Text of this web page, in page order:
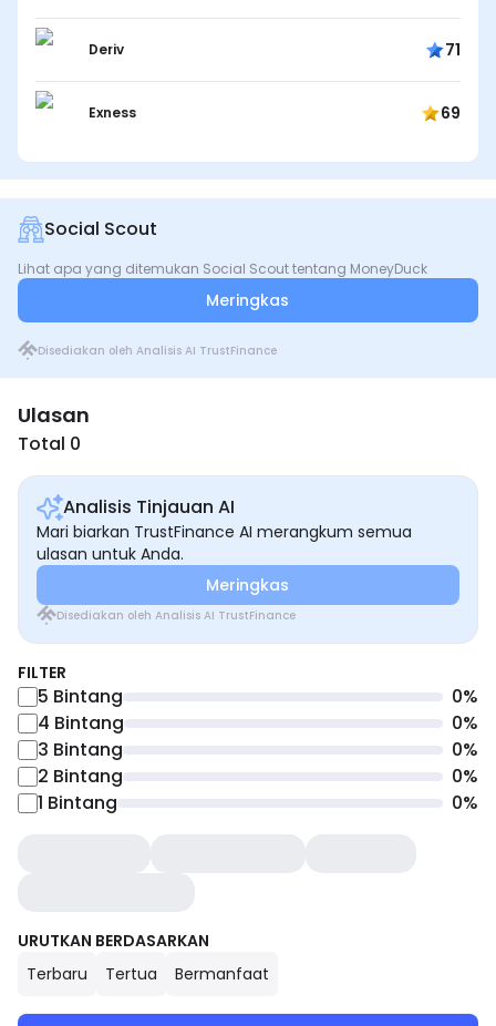
Deriv 71
Exness 69
Social Scout
Lihat apa yang ditemukan Social Scout tentang MoneyDuck
Meringkas
Disediakan oleh Analisis AI TrustFinance
Ulasan
Total 0
Analisis Tinjauan AI
Mari biarkan TrustFinance AI merangkum semua
ulasan untuk Anda.
Meringkas
Disediakan oleh Analisis AI TrustFinance
FILTER
5 Bintang 0%
4 Bintang 0%
3 Bintang 0%
2 Bintang 0%
1 Bintang 0%
URUTKAN BERDASARKAN
Terbaru
Tertua Bermanfaat